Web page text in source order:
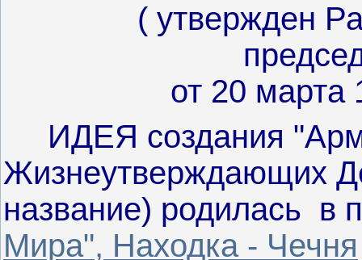
( утвержден
от 20 марта
ИДЕЯ создания
Жизнеутверждающих
название) родилась в
Мира", Находка - Чечня